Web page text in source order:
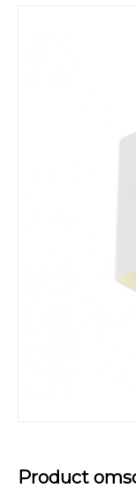
Product